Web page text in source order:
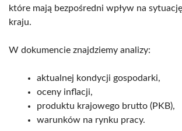
które mają bezpośredni wpływ na
kraju.
W dokumencie znajdziemy analizy:
aktualnej kondycji gospodarki,
oceny inflacji,
produktu krajowego brutto (PKB),
warunków na rynku pracy.